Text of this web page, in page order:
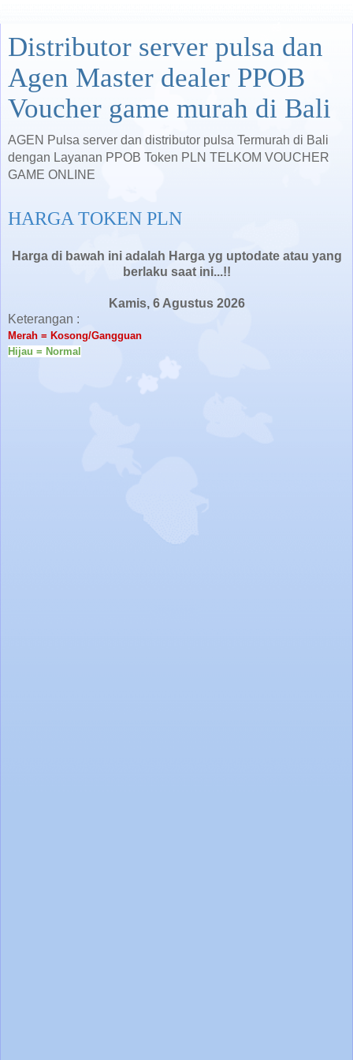
Distributor server pulsa dan
Agen Master dealer PPOB
Voucher game murah di Bali
AGEN Pulsa server dan distributor pulsa Termurah di Bali
dengan Layanan PPOB Token PLN TELKOM VOUCHER
GAME ONLINE
HARGA TOKEN PLN
Harga di bawah ini adalah Harga yg uptodate atau yang
berlaku saat ini...!!
Kamis, 6 Agustus 2026
Keterangan :
Merah = Kosong/Gangguan
Hijau = Normal